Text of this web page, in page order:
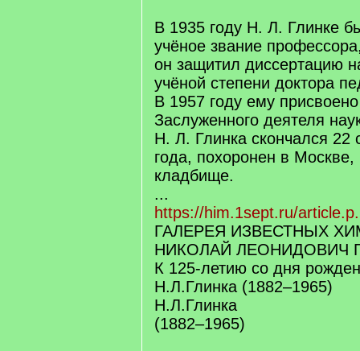
В 1935 году Н. Л. Глинке
учёное звание
он защитил диссертацию
учёной степени доктора
В 1957 году ему
Заслуженного деятеля
Н. Л. Глинка скончался 22
года, похоронен в
кладбище.
...
https://him.1sept.ru/
ГАЛЕРЕЯ ИЗВЕСТНЫХ
НИКОЛАЙ ЛЕОНИДОВИЧ
К 125-летию со дня
Н.Л.Глинка (1882–1965)
Н.Л.Глинка
(1882–1965)